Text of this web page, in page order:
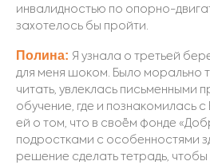
инвалидностью по опорно-
захотелось бы пройти.
Полина: Я узнала о третьей
для меня шоком. Было морально
читать, увлеклась письменными
обучение, где и познакомилась
ей о том, что в своём фонде
подростками с особенностями
решение сделать тетрадь, чтобы